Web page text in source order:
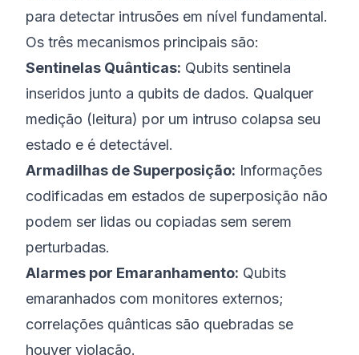
para detectar intrusões em nível fundamental.
Os três mecanismos principais são:
Sentinelas Quânticas: Qubits sentinela
inseridos junto a qubits de dados. Qualquer
medição (leitura) por um intruso colapsa seu
estado e é detectável.
Armadilhas de Superposição: Informações
codificadas em estados de superposição não
podem ser lidas ou copiadas sem serem
perturbadas.
Alarmes por Emaranhamento: Qubits
emaranhados com monitores externos;
correlações quânticas são quebradas se
houver violação.